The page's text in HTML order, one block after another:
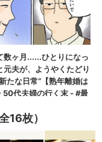
16枚）